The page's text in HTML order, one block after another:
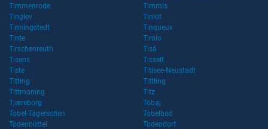
Timmenrode
Timmls
Tinglev
Tinlot
Tinningstedt
Tinqueux
Tinte
Tirolo
Tirschenreuth
Tisá
Tisens
Tisselt
Tiste
Titisee-Neustadt
Titting
Tittling
Tittmoning
Titz
Tjæreborg
Tobaj
Tobel-Tägerschen
Tobelbad
Todenbüttel
Todendorf